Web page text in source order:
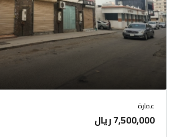
عمارة
7,500,000 ريال